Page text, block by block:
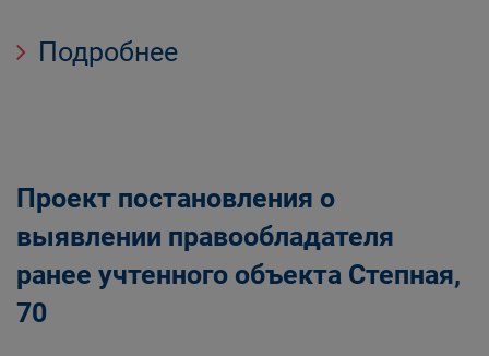
Подробнее
Проект постановления о
выявлении правообладателя
ранее учтенного объекта Степная,
70